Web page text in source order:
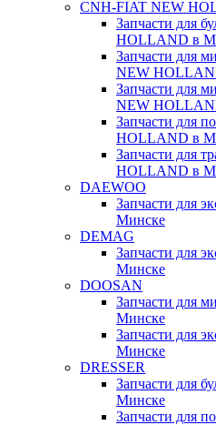
CNH-FIAT NEW
Запчасти для
HOLLAND в
Запчасти для
NEW
Запчасти для
NEW
Запчасти для
HOLLAND в
Запчасти для
HOLLAND в
DAEWOO
Запчасти для
Минске
DEMAG
Запчасти для
Минске
DOOSAN
Запчасти для
Минске
Запчасти для
Минске
DRESSER
Запчасти для
Минске
Запчасти для